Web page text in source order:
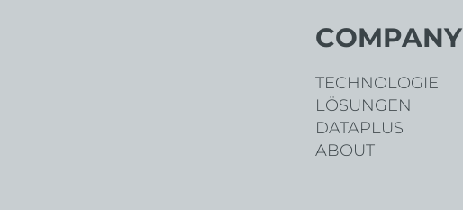
COMPANY
TECHNOLOGIE
LÖSUNGEN
DATAPLUS
ABOUT